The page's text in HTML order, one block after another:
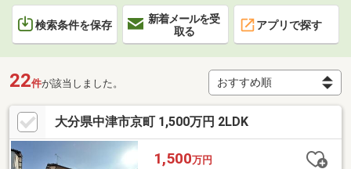
検索条件を保存
新着メールを受
取る
アプリで探す
22件が該当しました。
大分県中津市京町 1,500万円 2LDK
1,500万円